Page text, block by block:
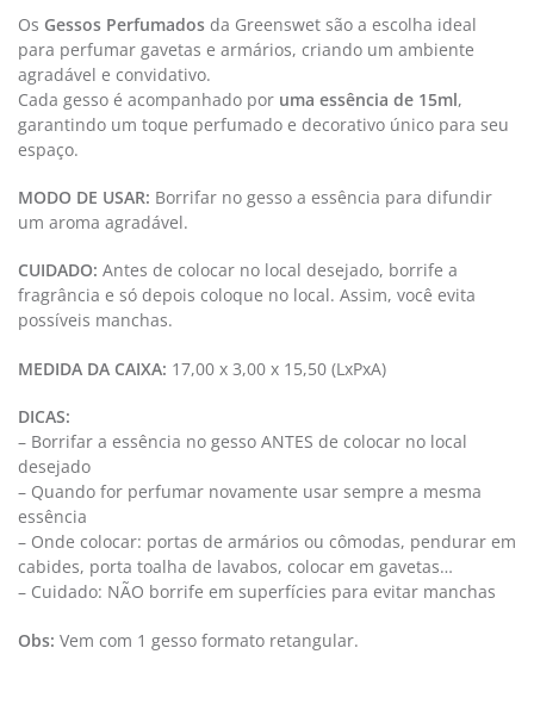
Os Gessos Perfumados da Greenswet são a escolha ideal
para perfumar gavetas e armários, criando um ambiente
agradável e convidativo.
Cada gesso é acompanhado por uma essência de 15ml,
garantindo um toque perfumado e decorativo único para seu
espaço.
MODO DE USAR: Borrifar no gesso a essência para difundir
um aroma agradável.
CUIDADO: Antes de colocar no local desejado, borrife a
fragrância e só depois coloque no local. Assim, você evita
possíveis manchas.
MEDIDA DA CAIXA: 17,00 x 3,00 x 15,50 (LxPxA)
DICAS:
– Borrifar a essência no gesso ANTES de colocar no local
desejado
– Quando for perfumar novamente usar sempre a mesma
essência
– Onde colocar: portas de armários ou cômodas, pendurar em
cabides, porta toalha de lavabos, colocar em gavetas…
– Cuidado: NÃO borrife em superfícies para evitar manchas
Obs: Vem com 1 gesso formato retangular.